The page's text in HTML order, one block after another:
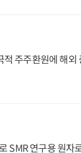
주주환원에 해
SMR 연구용 원자